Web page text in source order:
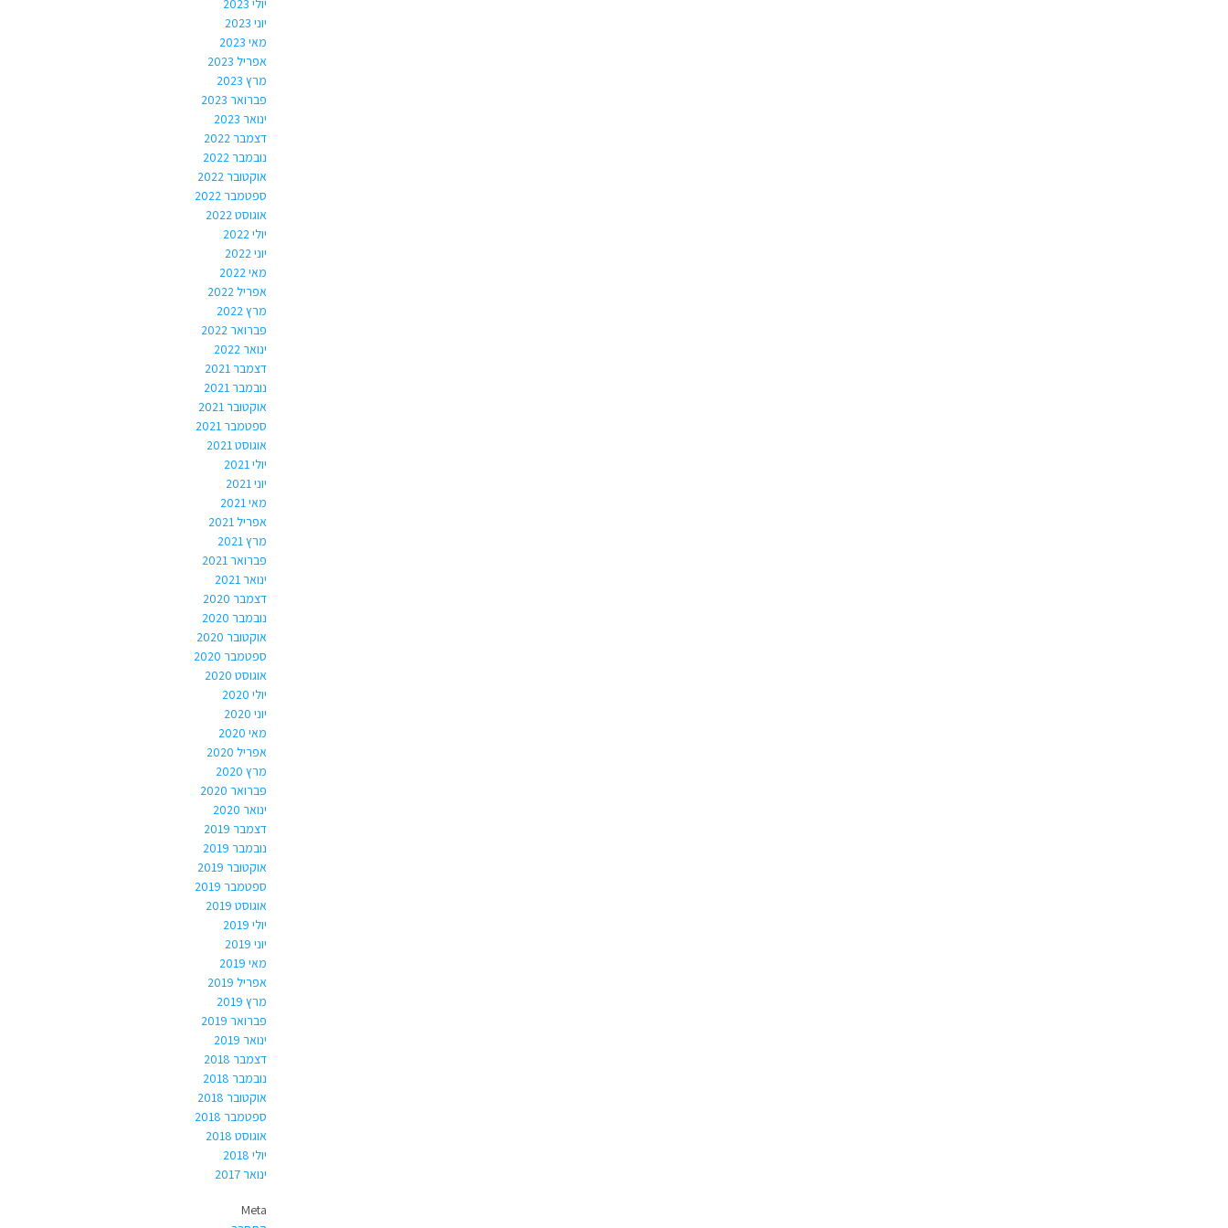
יוני 2023
מאי 2023
אפריל 2023
מרץ 2023
פברואר 2023
ינואר 2023
דצמבר 2022
נובמבר 2022
אוקטובר 2022
ספטמבר 2022
אוגוסט 2022
יולי 2022
יוני 2022
מאי 2022
אפריל 2022
מרץ 2022
פברואר 2022
ינואר 2022
דצמבר 2021
נובמבר 2021
אוקטובר 2021
ספטמבר 2021
אוגוסט 2021
יולי 2021
יוני 2021
מאי 2021
אפריל 2021
מרץ 2021
פברואר 2021
ינואר 2021
דצמבר 2020
נובמבר 2020
אוקטובר 2020
ספטמבר 2020
אוגוסט 2020
יולי 2020
יוני 2020
מאי 2020
אפריל 2020
מרץ 2020
פברואר 2020
ינואר 2020
דצמבר 2019
נובמבר 2019
אוקטובר 2019
ספטמבר 2019
אוגוסט 2019
יולי 2019
יוני 2019
מאי 2019
אפריל 2019
מרץ 2019
פברואר 2019
ינואר 2019
דצמבר 2018
נובמבר 2018
אוקטובר 2018
ספטמבר 2018
אוגוסט 2018
יולי 2018
ינואר 2017
Meta